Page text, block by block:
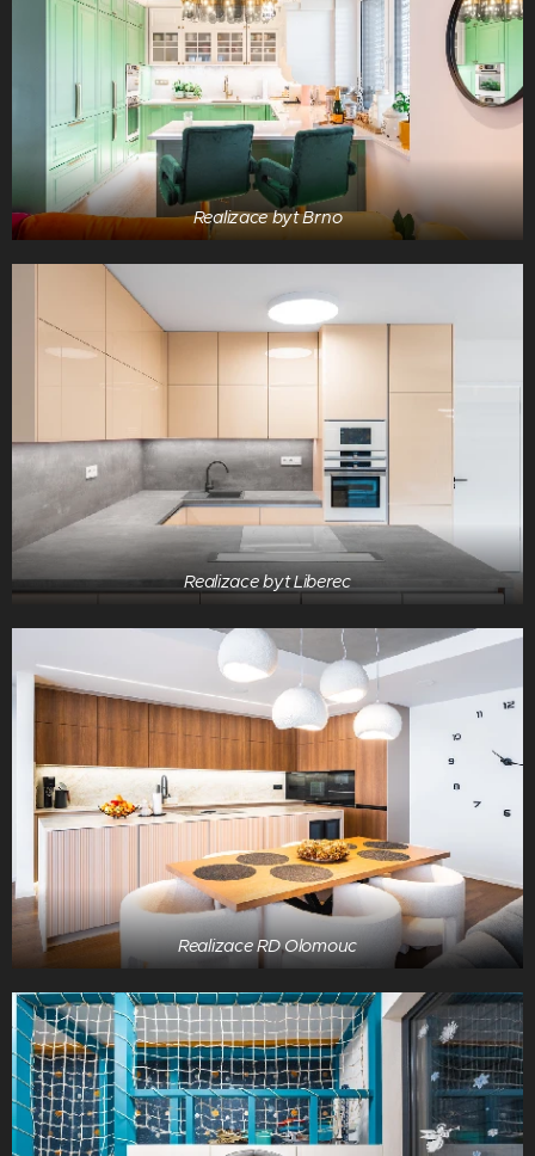
Realizace byt Brno
Realizace byt Liberec
Realizace RD Olomouc